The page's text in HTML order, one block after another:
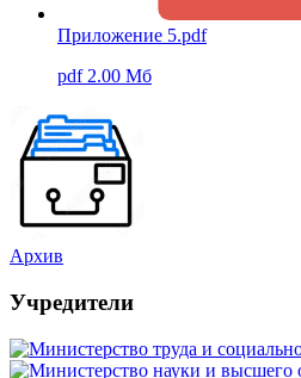
Приложение 5.pdf
pdf 2.00 Мб
Архив
Учредители